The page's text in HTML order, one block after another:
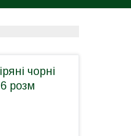
чорні
розм